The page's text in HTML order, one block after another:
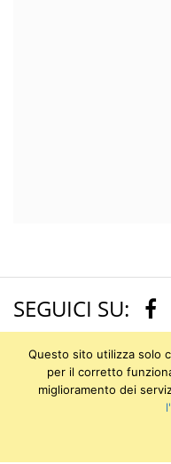
SEGUICI SU:
Museo degli
Questo sito utilizza solo
per il corretto
miglioramento dei